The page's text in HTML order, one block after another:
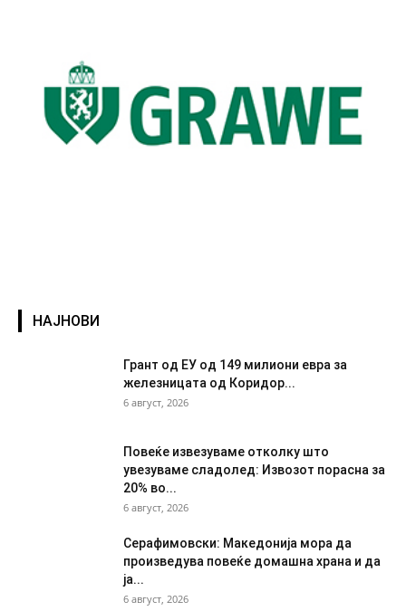
НАЈНОВИ
Грант од ЕУ од 149 милиони евра за
железницата од Коридор...
6 август, 2026
Повеќе извезуваме отколку што
увезуваме сладолед: Извозот порасна за
20% во...
6 август, 2026
Серафимовски: Македонија мора да
произведува повеќе домашна храна и да
ја...
6 август, 2026